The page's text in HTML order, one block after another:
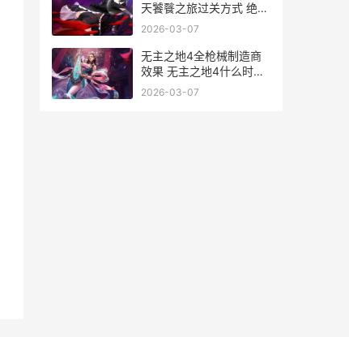
天饕餮之旅过关方式 绝区
零拼出澄辉夏日
2026-03-07
无主之地4全枪械制造商
效果 无主之地4什么时候
出的
2026-03-07